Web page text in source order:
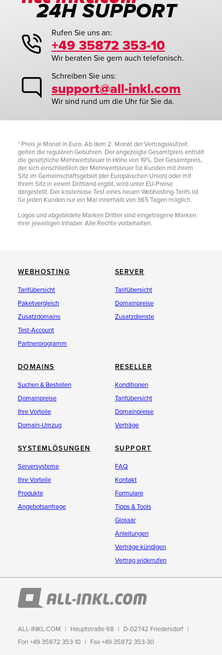
Rufen Sie uns an:
+49 35872 353-10
Wir beraten Sie gern auch telefonisch.
Schreiben Sie uns:
support@all-inkl.com
Wir sind rund um die Uhr für Sie da.
* Preis je Monat in Euro. Ab dem 2. Monat der Vertragslaufzeit
gelten die regulären Gebühren. Der angezeigte Gesamtpreis enthält
die gesetzliche Mehrwertsteuer in Höhe von 19%. Der Gesamtpreis,
der sich einschließlich der Mehrwertsteuer für Kunden mit ihrem
Sitz im Gemeinschaftsgebiet (der Europäischen Union) oder mit
Ihrem Sitz in einem Drittland ergibt, wird unter EU-Preise
dargestellt. Der kostenlose Test eines neuen Webhosting-Tarifs ist
für jeden Kunden nur ein Mal innerhalb von 365 Tagen möglich.
Logos und abgebildete Marken Dritter sind eingetragene Marken
ihrer jeweiligen Inhaber. Alle Rechte vorbehalten.
WEBHOSTING
Tarifübersicht
Paketvergleich
Zusatzdomains
Test-Account
Partnerprogramm
SERVER
Tarifübersicht
Domainpreise
Zusatzdienste
DOMAINS
Suchen & Bestellen
Domainpreise
Ihre Vorteile
Domain-Umzug
RESELLER
Konditionen
Tarifübersicht
Domainpreise
Verträge
SYSTEMLÖSUNGEN
Serversysteme
Ihre Vorteile
Produkte
Angebotsanfrage
SUPPORT
FAQ
Kontakt
Formulare
Tipps & Tools
Glossar
Anleitungen
Verträge kündigen
Vertrag widerrufen
ALL-INKL.COM Hauptstraße 68
D-02742 Friedersdorf
Fon +49 35872 353-10
Fax +49 35872 353-30